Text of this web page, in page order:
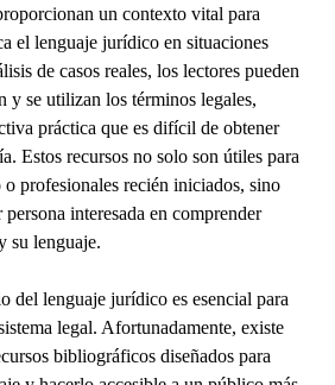
un contexto vital para
el lenguaje jurídico en situaciones
de casos reales, los lectores pueden
y se utilizan los términos legales,
práctica que es difícil de obtener
Estos recursos no solo son útiles para
o profesionales recién iniciados, sino
interesada en comprender
su lenguaje.
del lenguaje jurídico es esencial para
legal. Afortunadamente, existe
bibliográficos diseñados para